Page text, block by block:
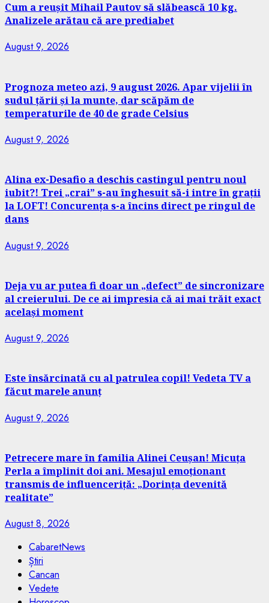
Cum a reușit Mihail Pautov să slăbească 10 kg.
Analizele arătau că are prediabet
August 9, 2026
Prognoza meteo azi, 9 august 2026. Apar vijelii în
sudul țării și la munte, dar scăpăm de
temperaturile de 40 de grade Celsius
August 9, 2026
Alina ex-Desafio a deschis castingul pentru noul
iubit?! Trei „crai” s-au înghesuit să-i intre în grații
la LOFT! Concurența s-a încins direct pe ringul de
dans
August 9, 2026
Deja vu ar putea fi doar un „defect” de sincronizare
al creierului. De ce ai impresia că ai mai trăit exact
același moment
August 9, 2026
Este însărcinată cu al patrulea copil! Vedeta TV a
făcut marele anunț
August 9, 2026
Petrecere mare în familia Alinei Ceușan! Micuța
Perla a împlinit doi ani. Mesajul emoționant
transmis de influenceriță: „Dorința devenită
realitate”
August 8, 2026
CabaretNews
Știri
Cancan
Vedete